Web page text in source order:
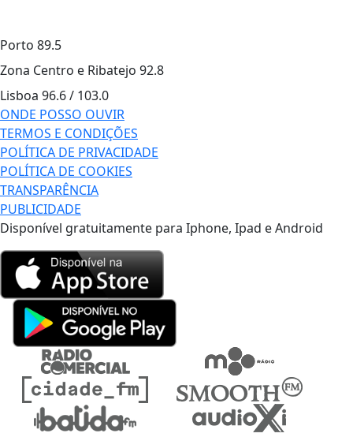
Porto 89.5
Zona Centro e Ribatejo 92.8
Lisboa 96.6 / 103.0
ONDE POSSO OUVIR
TERMOS E CONDIÇÕES
POLÍTICA DE PRIVACIDADE
POLÍTICA DE COOKIES
TRANSPARÊNCIA
PUBLICIDADE
Disponível gratuitamente para Iphone, Ipad e Android